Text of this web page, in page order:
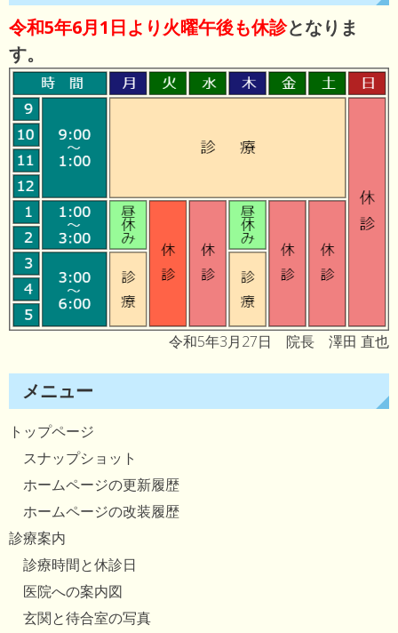
令和5年6月1日より火曜午後も休診となりま
す。
令和5年3月27日 院長 澤田 直也
メニュー
トップページ
スナップショット
ホームページの更新履歴
ホームページの改装履歴
診療案内
診療時間と休診日
医院への案内図
玄関と待合室の写真